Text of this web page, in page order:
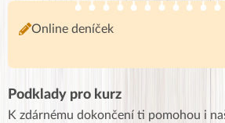
Online deníček
Podklady pro kurz
K zdárnému dokončení ti pomohou i